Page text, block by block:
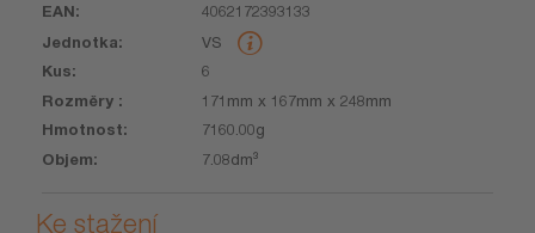
4062172393133
VS
6
171mm x 167mm x 248mm
7160.00g
7.08dm³
Ke stažení